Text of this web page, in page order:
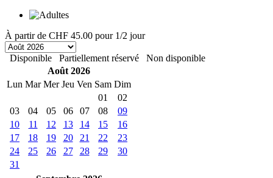
À partir de CHF 45.00 pour 1/2 jour
Disponible Partiellement réservé
Non disponible
Août 2026
Lun Mar Mer Jeu Ven Sam Dim
01
02
03
04 05 06 07 08
09
10
11 12 13 14 15
16
17
18 19 20 21 22
23
24
25 26 27 28 29
30
31